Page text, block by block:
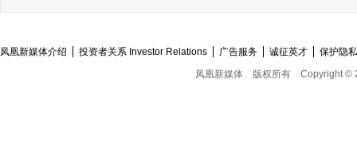
凤凰新媒体介绍 投资者关系 Investor Relations 广告服务 诚征英才
保护隐
凤凰新媒体
版权所有 Copyright ©